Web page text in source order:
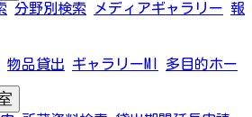
分野別検索 メディアギャラリー 報
物品貸出 ギャラリーMI
多目的ホー